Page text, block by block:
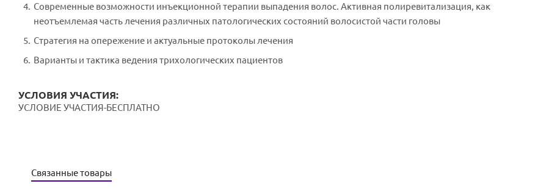
Современные возможности инъекционной терапии выпадения волос. Активная полиревитализация, как
неотъемлемая часть лечения различных патологических состояний волосистой части головы
Стратегия на опережение и актуальные протоколы лечения
Варианты и тактика ведения трихологических пациентов
УСЛОВИЯ УЧАСТИЯ:
УСЛОВИЕ УЧАСТИЯ-БЕСПЛАТНО
Связанные товары